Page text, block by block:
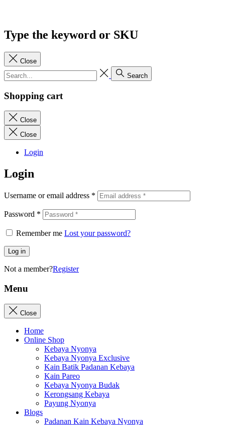
Type the keyword or SKU
Close
Search
Shopping cart
Close
Close
Login
Login
Username or email address *
Password *
Remember me Lost your password?
Log in
Not a member?Register
Menu
Close
Home
Online Shop
Kebaya Nyonya
Kebaya Nyonya Exclusive
Kain Batik Padanan Kebaya
Kain Pareo
Kebaya Nyonya Budak
Kerongsang Kebaya
Payung Nyonya
Blogs
Padanan Kain Kebaya Nyonya